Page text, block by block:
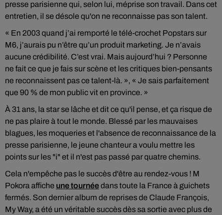
presse parisienne qui, selon lui, méprise son travail. Dans cet
entretien, il se désole qu'on ne reconnaisse pas son talent.
« En 2003 quand j’ai remporté le télé-crochet Pops­tars sur
M6, j’aurais pu n’être qu’un produit marketing. Je n’avais
aucune crédibilité. C’est vrai. Mais aujourd’hui ? Personne
ne fait ce que je fais sur scène et les critiques bien-pensants
ne reconnaissent pas ce talent-là. », « Je sais parfaitement
que 90 % de mon public vit en province. »
À 31 ans, la star se lâche et dit ce qu'il pense, et ça risque de
ne pas plaire à tout le monde. Blessé par les mauvaises
blagues, les moqueries et l'absence de reconnaissance de la
presse parisienne, le jeune chanteur a voulu mettre les
points sur les "i" et il n'est pas passé par quatre chemins.
Cela n'empêche pas le succès d'être au rendez-vous ! M
Pokora affiche une tournéedans toute la France à guichets
fermés. Son dernier album de reprises de Claude François,
My Way, a été un véritable succès dès sa sortie avec plus de